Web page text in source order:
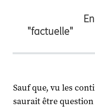
"factuelle"
Sauf que, vu les
saurait être